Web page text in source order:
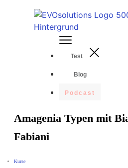
Test
Blog
Podcast
Amagenia Typen mit
Fabiani
Kurse